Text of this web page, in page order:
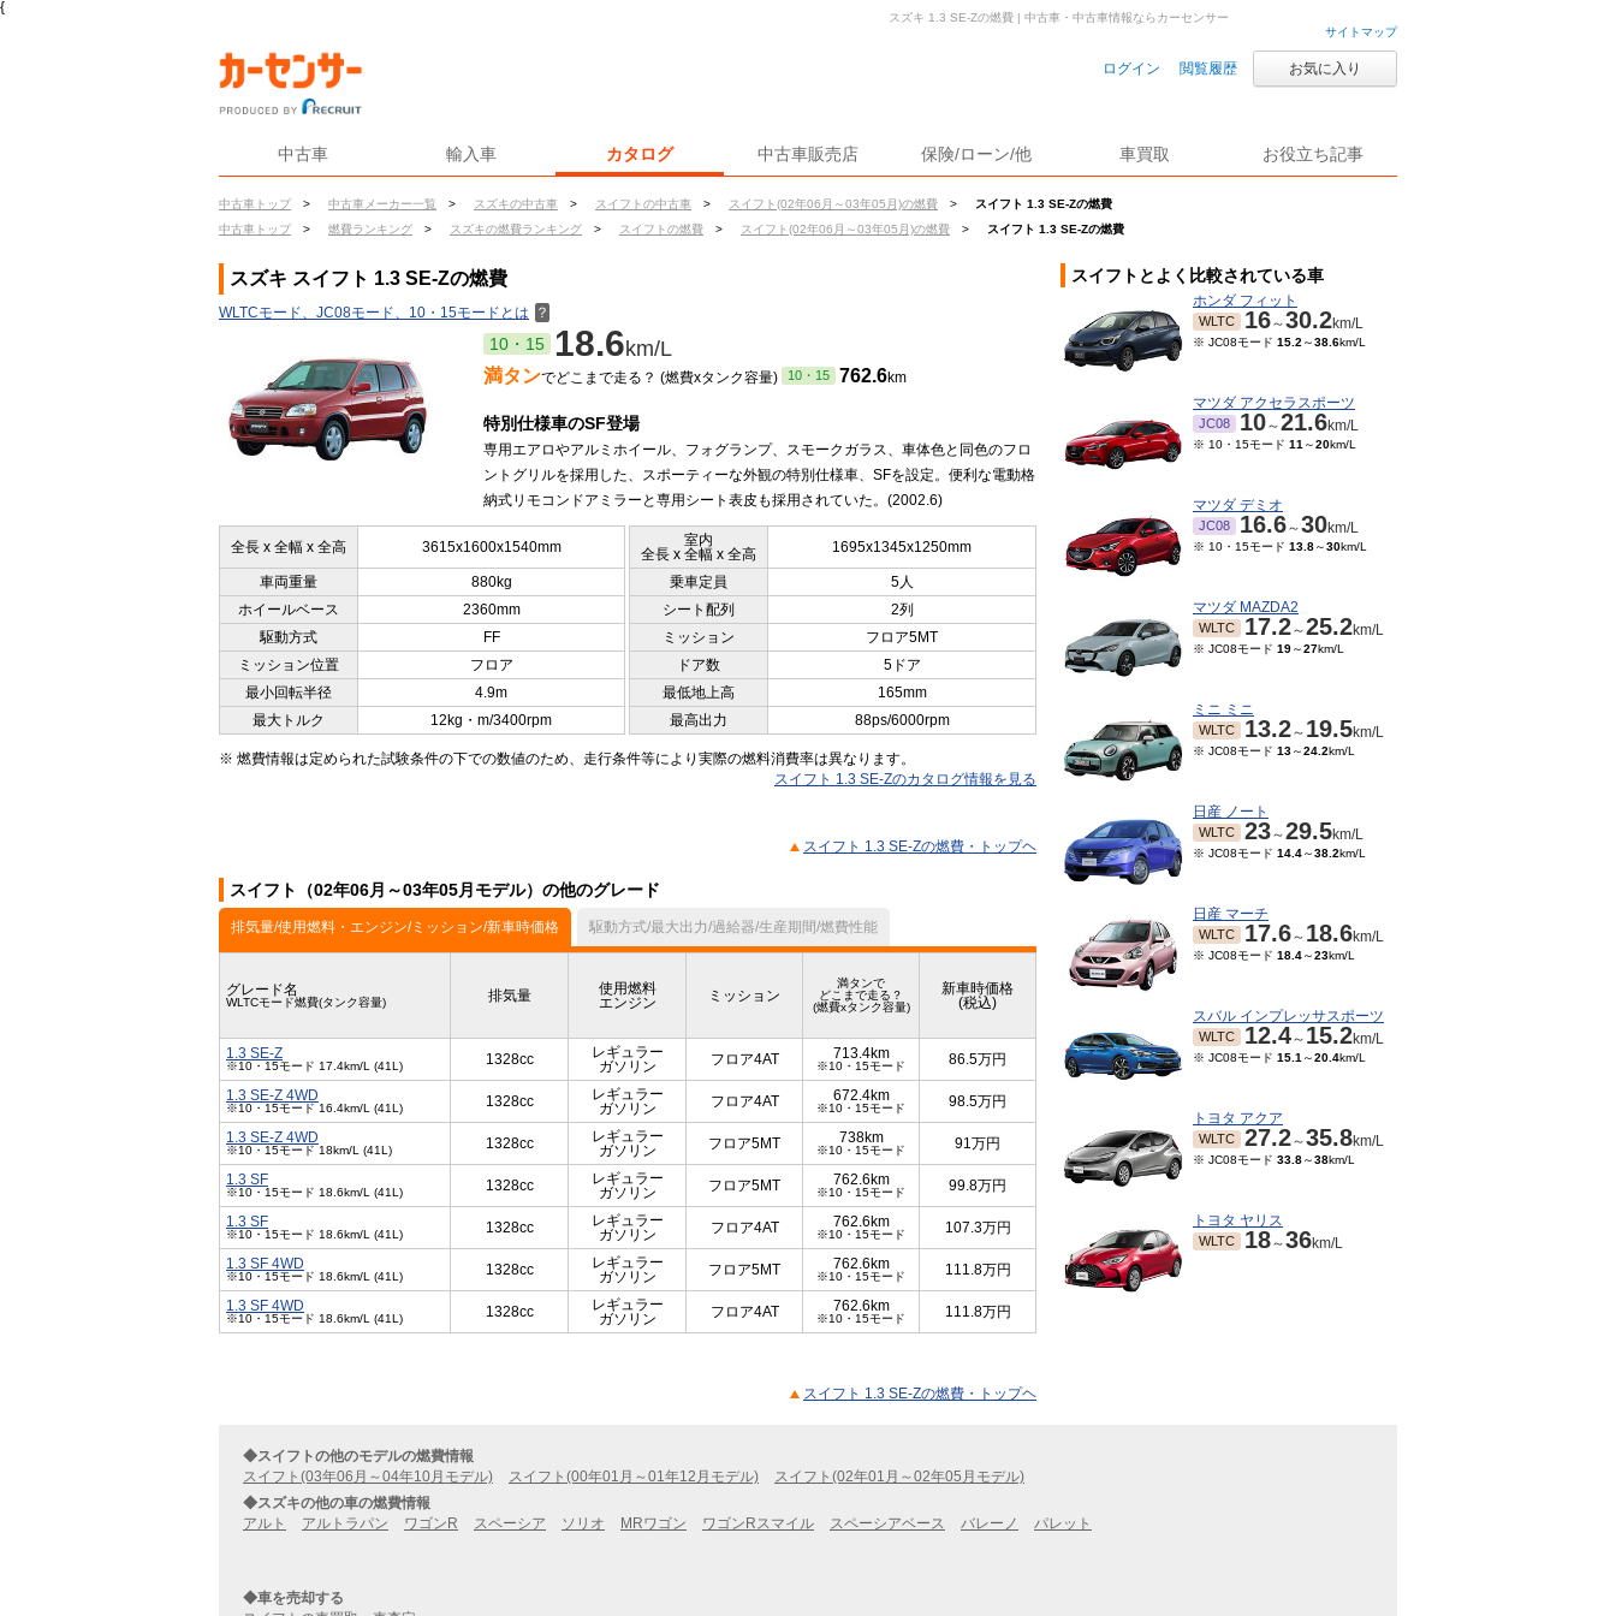
{
サイトマップ
ログイン 閲覧履歴 お気に入り
中古車 輸入車 カタログ 中古車販売店 保険/ローン/他 車買取 お役立ち記事
中古車トップ > 中古車メーカー一覧 > スズキの中古車 > スイフトの中古車 > スイフト(02年06月～03年05月)の燃費 >
スイフト 1.3 SE-Zの燃費
中古車トップ
> 燃費ランキング > スズキの燃費ランキング > スイフトの燃費 > スイフト(02年06月～03年05月)の燃費 > スイフト 1.3 SE-Zの燃費
スズキ 1.3 SE-Zの燃費 | 中古車・中古車情報ならカーセンサー
スズキ スイフト 1.3 SE-Zの燃費
WLTCモード、JC08モード、10・15モードとは ？
10・15 18.6km/L
満タンでどこまで走る？ (燃費xタンク容量) 10・15 762.6km
特別仕様車のSF登場
専用エアロやアルミホイール、フォグランプ、スモークガラス、車体色と同色のフロ
ントグリルを採用した、スポーティーな外観の特別仕様車、SFを設定。便利な電動格
納式リモコンドアミラーと専用シート表皮も採用されていた。(2002.6)
全長 x 全幅 x 全高 3615x1600x1540mm
室内
全長 x 全幅 x 全高
1695x1345x1250mm
車両重量 880kg 乗車定員
5人
ホイールベース
2360mm シート配列
2列
駆動方式
FF ミッション
フロア5MT
ミッション位置
フロア ドア数
5ドア
最小回転半径
4.9m 最低地上高
165mm
最大トルク
12kg・m/3400rpm 最高出力 88ps/6000rpm
※ 燃費情報は定められた試験条件の下での数値のため、走行条件等により実際の燃料消費率は異なります。
スイフト 1.3 SE-Zのカタログ情報を見る
スイフト 1.3 SE-Zの燃費・トップヘ
スイフト（02年06月～03年05月モデル）の他のグレード
排気量/使用燃料・エンジン/ミッション/新車時価格 駆動方式/最大出力/過給器/生産期間/燃費性能
グレード名
WLTCモード燃費(タンク容量) 排気量
使用燃料
エンジン
ミッション
満タンで
どこまで走る？
(燃費xタンク容量)
新車時価格
(税込)
1.3 SE-Z
※10・15モード 17.4km/L (41L) 1328cc
レギュラー
ガソリン
フロア4AT 713.4km
※10・15モード 86.5万円
1.3 SE-Z 4WD
※10・15モード 16.4km/L (41L) 1328cc
レギュラー
ガソリン
フロア4AT 672.4km
※10・15モード 98.5万円
1.3 SE-Z 4WD
※10・15モード 18km/L (41L) 1328cc
レギュラー
ガソリン
フロア5MT 738km
※10・15モード 91万円
1.3 SF
※10・15モード 18.6km/L (41L) 1328cc
レギュラー
ガソリン
フロア5MT 762.6km
※10・15モード 99.8万円
1.3 SF
※10・15モード 18.6km/L (41L) 1328cc
レギュラー
ガソリン
フロア4AT 762.6km
※10・15モード 107.3万円
1.3 SF 4WD
※10・15モード 18.6km/L (41L) 1328cc
レギュラー
ガソリン
フロア5MT 762.6km
※10・15モード 111.8万円
1.3 SF 4WD
※10・15モード 18.6km/L (41L) 1328cc
レギュラー
ガソリン
フロア4AT 762.6km
※10・15モード 111.8万円
スイフト 1.3 SE-Zの燃費・トップヘ
スイフトとよく比較されている車
ホンダ フィット
WLTC 16～30.2km/L
※ JC08モード 15.2 ～38.6km/L
マツダ アクセラスポーツ
JC08 10～21.6km/L
※ 10・15モード 11 ～20km/L
マツダ デミオ
JC08 16.6～30km/L
※ 10・15モード 13.8～30km/L
マツダ MAZDA2
WLTC 17.2～25.2km/L
※ JC08モード 19～27km/L
ミニ ミニ
WLTC 13.2～ 19.5km/L
※ JC08モード 13～24.2km/L
日産 ノート
WLTC 23～29.5km/L
※ JC08モード 14.4～38.2km/L
日産 マーチ
WLTC 17.6～ 18.6km/L
※ JC08モード 18.4～23km/L
スバル インプレッサスポーツ
WLTC 12.4～ 15.2km/L
※ JC08モード 15.1 ～20.4km/L
トヨタ アクア
WLTC 27.2～35.8km/L
※ JC08モード 33.8～38km/L
トヨタ ヤリス
WLTC 18～36km/L
◆スイフトの他のモデルの燃費情報
スイフト(03年06月～04年10月モデル)
スイフト(00年01月～01年12月モデル)
スイフト(02年01月～02年05月モデル)
◆スズキの他の車の燃費情報
アルト
アルトラパン ワゴンR スペーシア ソリオ MRワゴン ワゴンRスマイル スペーシアベース バレーノ パレット
◆車を売却する